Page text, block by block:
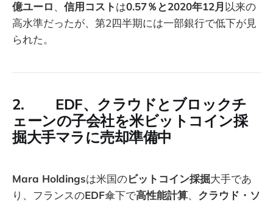
億ユーロ、 信用コストは0.57％と2020年12月以来の
高水準だったが、第2四半期には一部銀行で低下が見
られた。
2. EDF、クラウドとブロックチ
ェーンの子会社を米ビットコイン採
掘大手マラに売却準備中
Mara Holdingsは米国のビットコイン採掘大手であ
り、フランスのEDF傘下で高性能計算、 クラウド・ソ